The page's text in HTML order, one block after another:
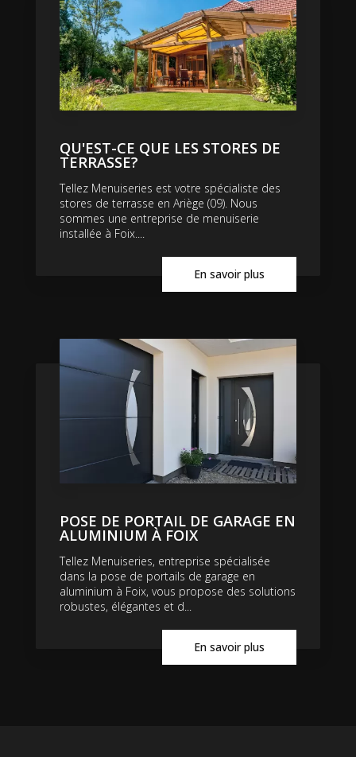
QU'EST-CE QUE LES STORES DE
TERRASSE?
Tellez Menuiseries est votre spécialiste des
stores de terrasse en Ariège (09). Nous
sommes une entreprise de menuiserie
installée à Foix....
En savoir plus
POSE DE PORTAIL DE GARAGE EN
ALUMINIUM À FOIX
Tellez Menuiseries, entreprise spécialisée
dans la pose de portails de garage en
aluminium à Foix, vous propose des solutions
robustes, élégantes et d...
En savoir plus